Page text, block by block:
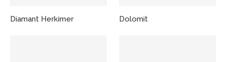
Diamant Herkimer Dolomit